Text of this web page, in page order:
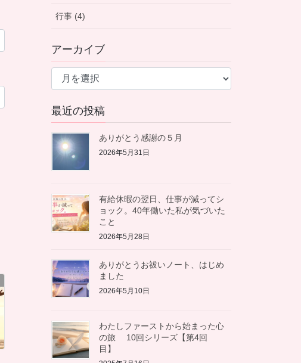
行事 (4)
アーカイブ
ア
イ
ブ
最近の投稿
ありがとう感謝の５月
2026年5月31日
有給休暇の翌日、仕事が減ってシ
ョック。40年働いた私が気づいた
こと
2026年5月28日
ありがとうお祓いノート、はじめ
ました
2026年5月10日
わたしファーストから始まった心
の旅 10回シリーズ【第4回
目】